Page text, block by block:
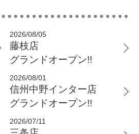
2026/08/05
藤枝店
グランドオープン!!
2026/08/01
信州中野インター店
グランドオープン!!
2026/07/11